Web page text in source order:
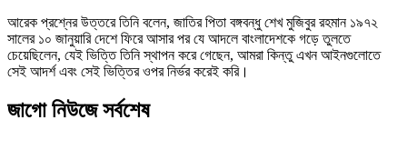
আরেক প্রশ্নের উত্তরে তিনি বলেন, জাতির পিতা বঙ্গবন্ধু শেখ মুজিবুর রহমান ১৯৭২
সালের ১০ জানুয়ারি দেশে ফিরে আসার পর যে আদলে বাংলাদেশকে গড়ে তুলতে
চেয়েছিলেন, যেই ভিত্তি তিনি স্থাপন করে গেছেন, আমরা কিন্তু এখন আইনগুলোতে
সেই আদর্শ এবং সেই ভিত্তির ওপর নির্ভর করেই করি।
জাগো নিউজে সর্বশেষ